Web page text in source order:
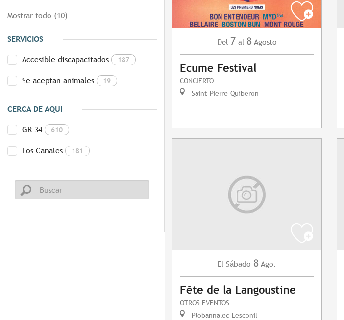
Mostrar todo (10)
SERVICIOS
Accesible discapacitados 187
Se aceptan animales 19
CERCA DE AQUÍ
GR 34 610
Los Canales 181
Del 7 al 8 Agosto
Ecume Festival
CONCIERTO
Saint-Pierre-Quiberon
El Sábado 8 Ago.
Fête de la Langoustine
OTROS EVENTOS
Plobannalec-Lesconil